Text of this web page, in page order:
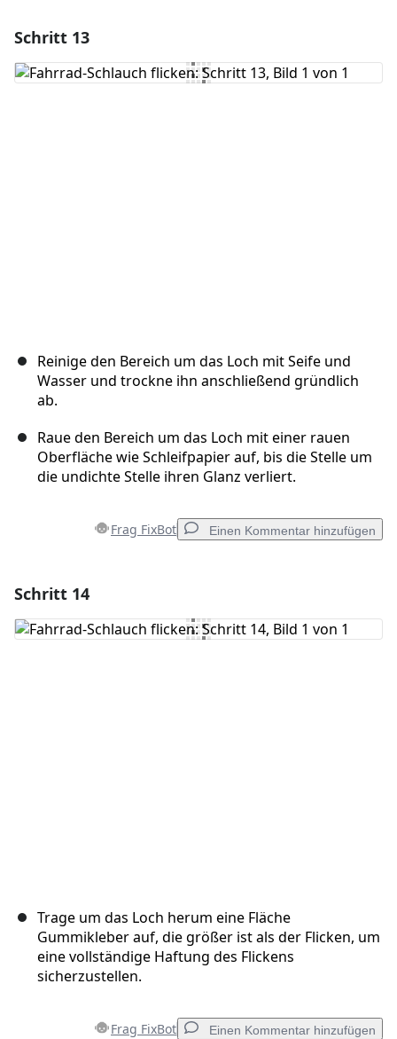
Kommentar hinzufügen
Schritt 13
Reinige den Bereich um das Loch mit Seife und
Wasser und trockne ihn anschließend gründlich
ab.
Raue den Bereich um das Loch mit einer rauen
Oberfläche wie Schleifpapier auf, bis die Stelle um
die undichte Stelle ihren Glanz verliert.
Frag FixBot Einen Kommentar hinzufügen
Kommentar hinzufügen
Schritt 14
Trage um das Loch herum eine Fläche
Gummikleber auf, die größer ist als der Flicken, um
eine vollständige Haftung des Flickens
sicherzustellen.
Frag FixBot Einen Kommentar hinzufügen